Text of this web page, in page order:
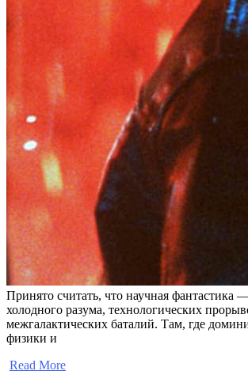
Принято считать, что научная фантастика
холодного разума, технологических
межгалактических баталий. Там, где
физики и
Read More